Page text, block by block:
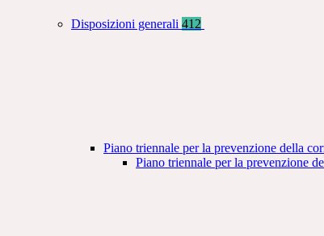
Disposizioni generali 412
Piano triennale per la prevenzione della
Piano triennale per la prevenzione